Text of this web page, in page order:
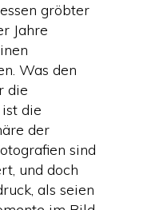
gröbter
Jahre
Was den
die
die
der
sind
und doch
als seien